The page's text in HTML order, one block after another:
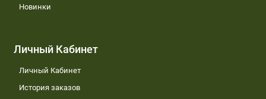
Новинки
Личный Кабинет
Личный Кабинет
История заказов